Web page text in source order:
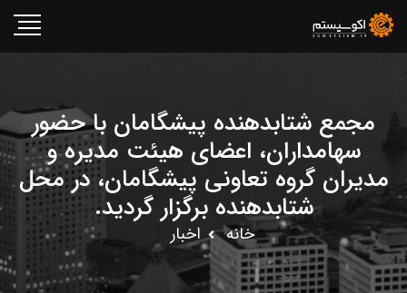
مجمع شتابدهنده پیشگامان با حضور
سهامداران، اعضای هیئت مدیره و
مدیران گروه تعاونی پیشگامان، در محل
شتابدهنده برگزار گردید.
خانه اخبار